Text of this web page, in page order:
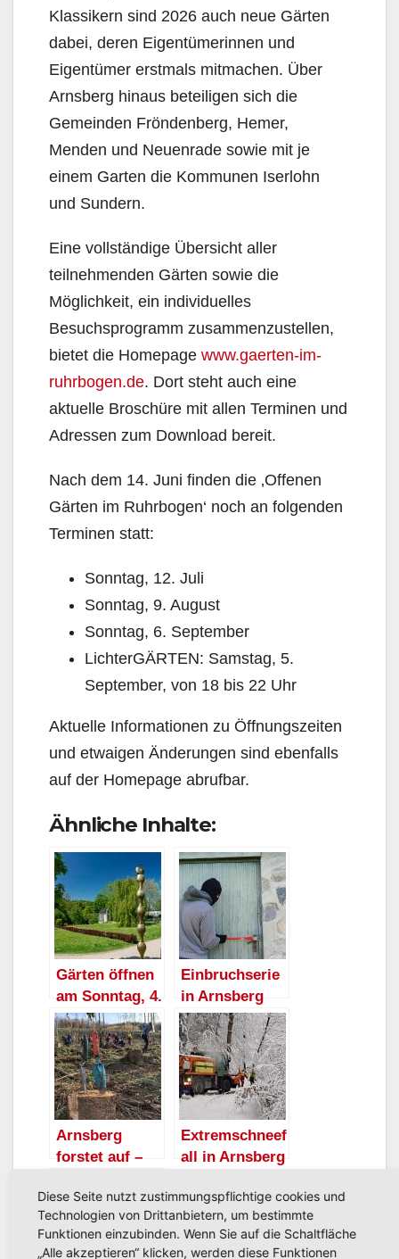
Klassikern sind 2026 auch neue Gärten
dabei, deren Eigentümerinnen und
Eigentümer erstmals mitmachen. Über
Arnsberg hinaus beteiligen sich die
Gemeinden Fröndenberg, Hemer,
Menden und Neuenrade sowie mit je
einem Garten die Kommunen Iserlohn
und Sundern.
Eine vollständige Übersicht aller
teilnehmenden Gärten sowie die
Möglichkeit, ein individuelles
Besuchsprogramm zusammenzustellen,
bietet die Homepage www.gaerten-im-
ruhrbogen.de. Dort steht auch eine
aktuelle Broschüre mit allen Terminen und
Adressen zum Download bereit.
Nach dem 14. Juni finden die ‚Offenen
Gärten im Ruhrbogen‘ noch an folgenden
Terminen statt:
Sonntag, 12. Juli
Sonntag, 9. August
Sonntag, 6. September
LichterGÄRTEN: Samstag, 5.
September, von 18 bis 22 Uhr
Aktuelle Informationen zu Öffnungszeiten
und etwaigen Änderungen sind ebenfalls
auf der Homepage abrufbar.
Ähnliche Inhalte:
Gärten öffnen
am Sonntag, 4.
Juni, ihre
Pforten Aktion
Offene Gärten
im Ruhrbogen
Einbruchserie
in Arnsberg
geht auch am
Mittwoch
weiter:
Gartenhäusche
n im Visier
Arnsberg
forstet auf –
pflanzen für
die Zukunft:
Öffentlicher
Extremschneef
all in Arnsberg
darum, auf
privaten
Fahrzeugverke
Diese Seite nutzt zustimmungspflichtige cookies und
Technologien von Drittanbietern, um bestimmte
Funktionen einzubinden. Wenn Sie auf die Schaltfläche
„Alle akzeptieren“ klicken, werden diese Funktionen